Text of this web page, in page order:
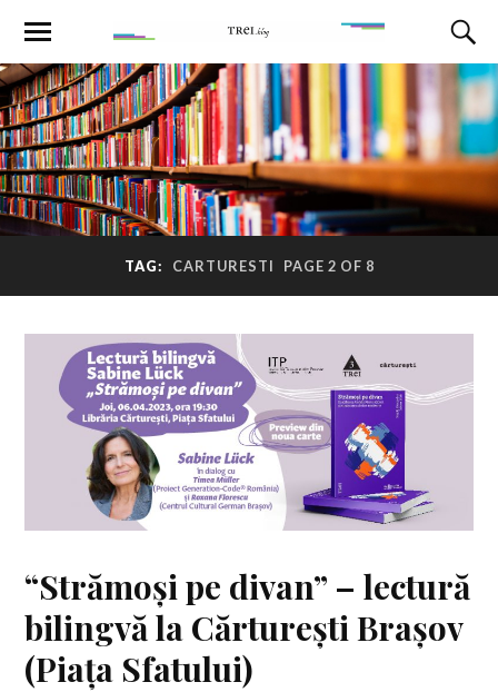
TAG: CARTURESTI PAGE 2 OF 8
“Strămoși pe divan” – lectură
bilingvă la Cărturești Brașov
(Piața Sfatului)